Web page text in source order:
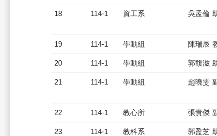
18 114-1 資工系 吳孟倫
19 114-1 學動組 陳瑞辰
20 114-1 學動組 郭馥滋
21 114-1 學動組 趙曉雯
22 114-1 教心所 張貴傑
23 114-1 教科系 郭盈芝